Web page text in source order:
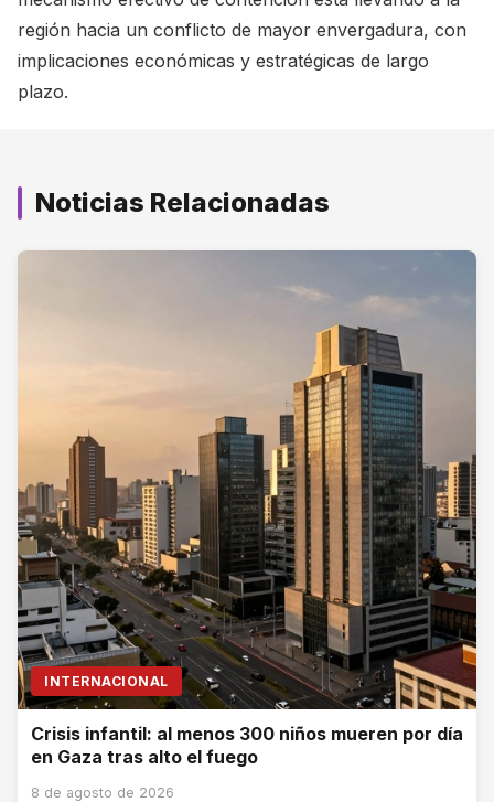
región hacia un conflicto de mayor envergadura, con
implicaciones económicas y estratégicas de largo
plazo.
Noticias Relacionadas
INTERNACIONAL
Crisis infantil: al menos 300 niños mueren por día
en Gaza tras alto el fuego
8 de agosto de 2026